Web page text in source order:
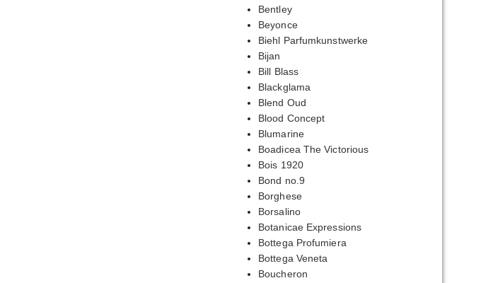
Bentley
Beyonce
Biehl Parfumkunstwerke
Bijan
Bill Blass
Blackglama
Blend Oud
Blood Concept
Blumarine
Boadicea The Victorious
Bois 1920
Bond no.9
Borghese
Borsalino
Botanicae Expressions
Bottega Profumiera
Bottega Veneta
Boucheron